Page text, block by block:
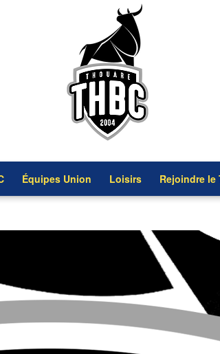
Équipes Union Loisirs Rejoindre le